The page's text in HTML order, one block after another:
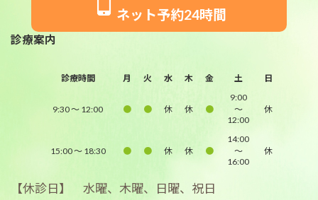
ネット予約24時間
診療案内
診療時間 月 火 水 木 金 土 日
9:30 〜 12:00 ● ● 休 休 ●
9:00
～
12:00
休
15:00 〜 18:30 ● ● 休 休 ●
14:00
～
16:00
休
【休診日】 水曜、木曜、日曜、祝日